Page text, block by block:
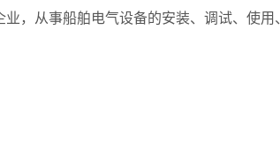
从事船舶电气设备的安装、调试、使用、